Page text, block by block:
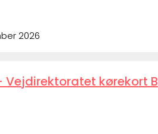
2026
Vejdirektoratet kørekort B